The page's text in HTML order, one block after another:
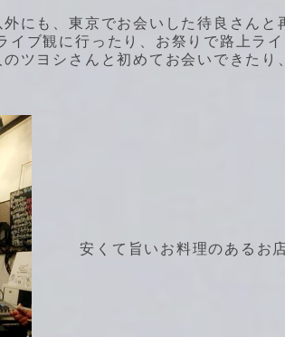
にも、東京でお会いした待良さんと
ブ観に行ったり、お祭りで路上ラ
ツヨシさんと初めてお会いできたり
安くて旨いお料理のあるお店